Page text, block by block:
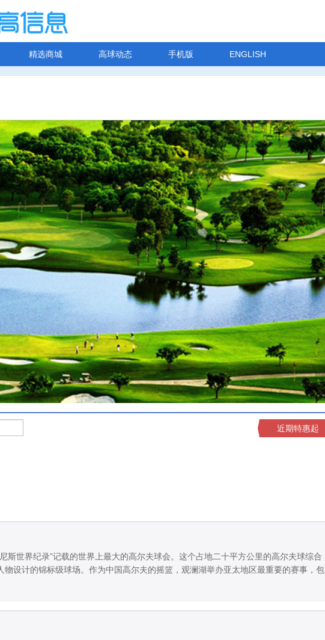
精选商城 高球动态 手机版 ENGLISH
近期特惠起
斯世界纪录”记载的世界上最大的高尔夫球会。这个占地二十平方公里的高尔夫球综合
设计的锦标级球场。作为中国高尔夫的摇篮，观澜湖举办亚太地区最重要的赛事，包